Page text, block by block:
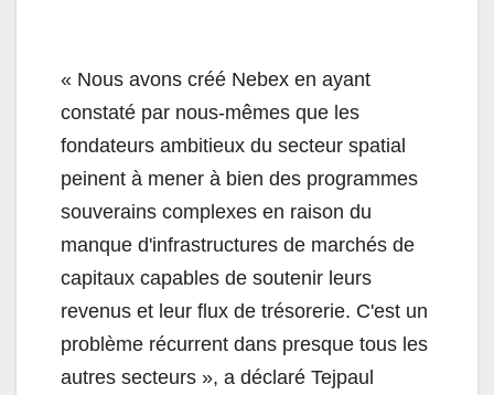
« Nous avons créé Nebex en ayant
constaté par nous-mêmes que les
fondateurs ambitieux du secteur spatial
peinent à mener à bien des programmes
souverains complexes en raison du
manque d'infrastructures de marchés de
capitaux capables de soutenir leurs
revenus et leur flux de trésorerie. C'est un
problème récurrent dans presque tous les
autres secteurs », a déclaré Tejpaul